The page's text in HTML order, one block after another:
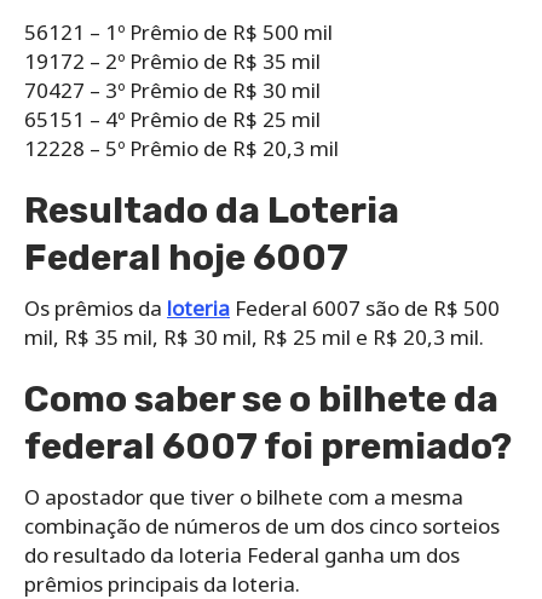
56121 – 1º Prêmio de R$ 500 mil
19172 – 2º Prêmio de R$ 35 mil
70427 – 3º Prêmio de R$ 30 mil
65151 – 4º Prêmio de R$ 25 mil
12228 – 5º Prêmio de R$ 20,3 mil
Resultado da Loteria
Federal hoje 6007
Os prêmios da loteria Federal 6007 são de R$ 500
mil, R$ 35 mil, R$ 30 mil, R$ 25 mil e R$ 20,3 mil.
Como saber se o bilhete da
federal 6007 foi premiado?
O apostador que tiver o bilhete com a mesma
combinação de números de um dos cinco sorteios
do resultado da loteria Federal ganha um dos
prêmios principais da loteria.